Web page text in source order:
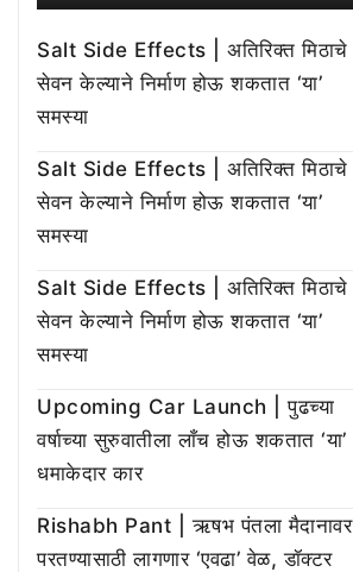
Salt Side Effects | अतिरिक्त मिठाचे
सेवन केल्याने निर्माण होऊ शकतात ‘या’
समस्या
Salt Side Effects | अतिरिक्त मिठाचे
सेवन केल्याने निर्माण होऊ शकतात ‘या’
समस्या
Salt Side Effects | अतिरिक्त मिठाचे
सेवन केल्याने निर्माण होऊ शकतात ‘या’
समस्या
Upcoming Car Launch | पुढच्या
वर्षाच्या सुरुवातीला लाँच होऊ शकतात ‘या’
धमाकेदार कार
Rishabh Pant | ऋषभ पंतला मैदानावर
परतण्यासाठी लागणार ‘एवढा’ वेळ, डॉक्टर